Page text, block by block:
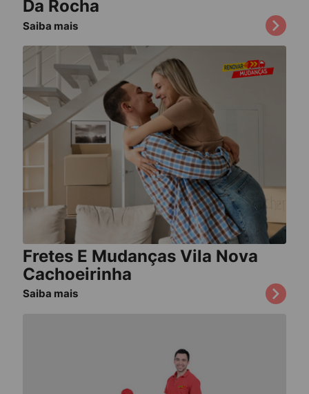
Da Rocha
Saiba mais
Fretes E Mudanças Vila Nova
Cachoeirinha
Saiba mais